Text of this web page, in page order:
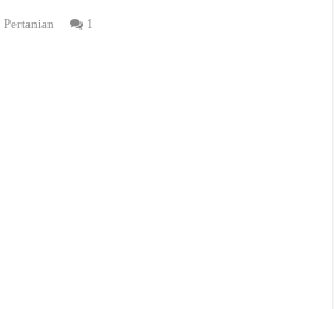
,Pertanian 1